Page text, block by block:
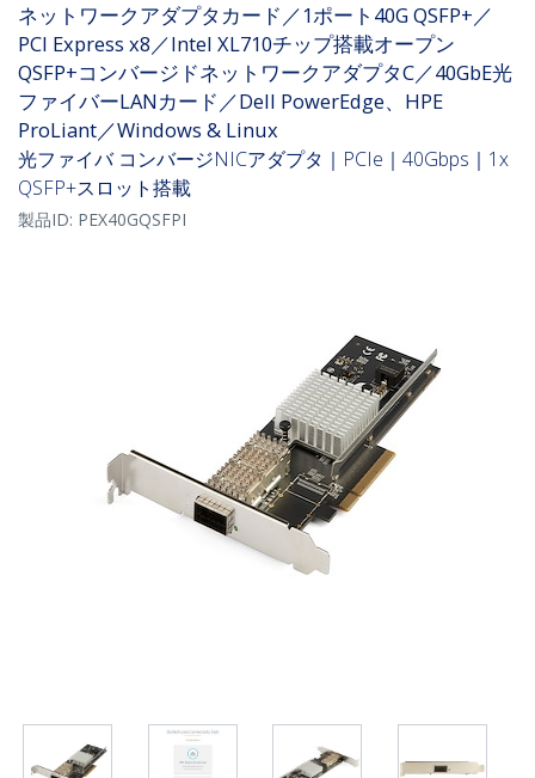
ネットワークアダプタカード／1ポート40G QSFP+／
PCI Express x8／Intel XL710チップ搭載オープン
QSFP+コンバージドネットワークアダプタC／40GbE光
ファイバーLANカード／Dell PowerEdge、HPE
ProLiant／Windows & Linux
光ファイバ コンバージNICアダプタ｜PCIe｜40Gbps｜1x
QSFP+スロット搭載
製品ID: PEX40GQSFPI